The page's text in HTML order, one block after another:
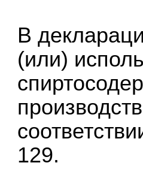
В
(или)
129.